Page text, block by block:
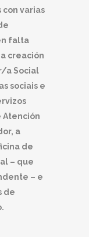
con varias
falta
creación
a Social
sociais e
Atención
a
de
– que
– e
de